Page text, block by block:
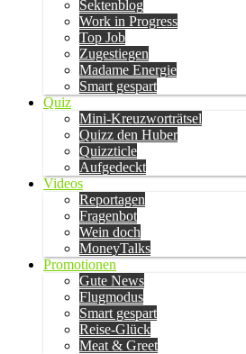
Sektenblog
Work in Progress
Top Job
Zugestiegen
Madame Energie
Smart gespart
Quiz
Mini-Kreuzworträtsel
Quizz den Huber
Quizzticle
Aufgedeckt
Videos
Reportagen
Fragenbot
Wein doch
MoneyTalks
Promotionen
Gute News
Flugmodus
Smart gespart
Reise-Glück
Meat & Greet